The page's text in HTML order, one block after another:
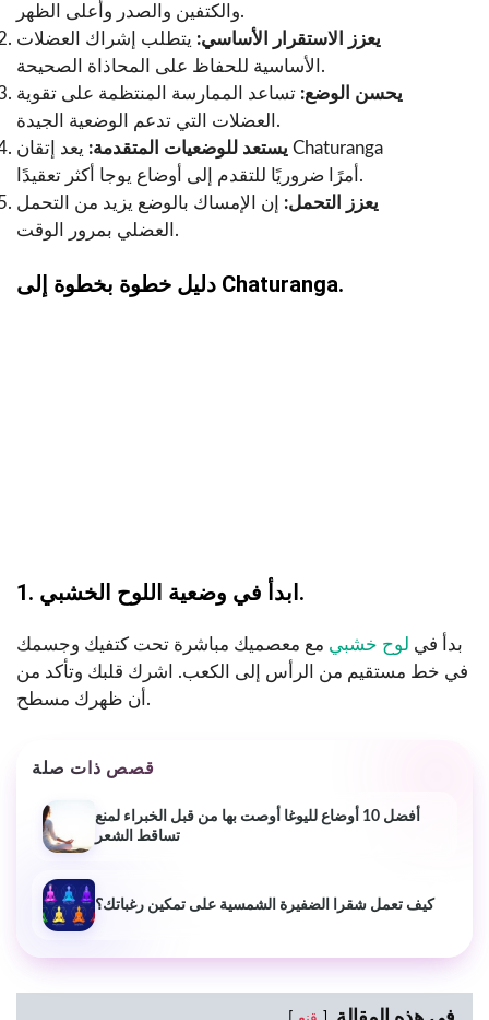
والكتفين والصدر وأعلى الظهر.
يعزز الاستقرار الأساسي: يتطلب إشراك العضلات
الأساسية للحفاظ على المحاذاة الصحيحة.
يحسن الوضع: تساعد الممارسة المنتظمة على تقوية
العضلات التي تدعم الوضعية الجيدة.
يستعد للوضعيات المتقدمة: يعد إتقان Chaturanga
أمرًا ضروريًا للتقدم إلى أوضاع يوجا أكثر تعقيدًا.
يعزز التحمل: إن الإمساك بالوضع يزيد من التحمل
العضلي بمرور الوقت.
دليل خطوة بخطوة إلى Chaturanga.
1. ابدأ في وضعية اللوح الخشبي.
بدأ في لوح خشبي مع معصميك مباشرة تحت كتفيك وجسمك
في خط مستقيم من الرأس إلى الكعب. اشرك قلبك وتأكد من
أن ظهرك مسطح.
قصص ذات صلة
أفضل 10 أوضاع لليوغا أوصت بها من قبل الخبراء لمنع
تساقط الشعر
كيف تعمل شقرا الضفيرة الشمسية على تمكين رغباتك؟